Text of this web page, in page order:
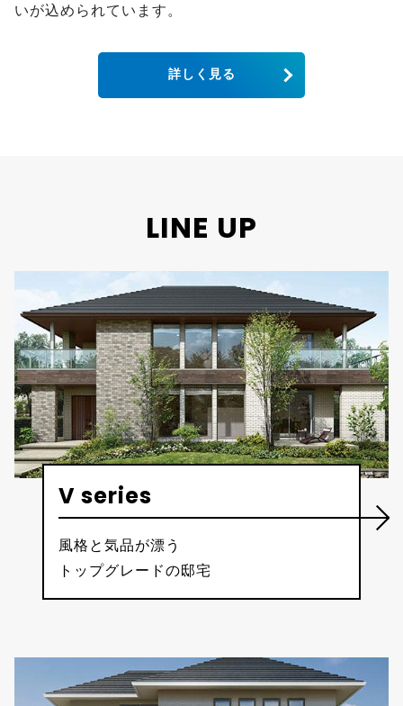
いが込められています。
詳しく見る
LINE UP
V series
風格と気品が漂う
トップグレードの邸宅